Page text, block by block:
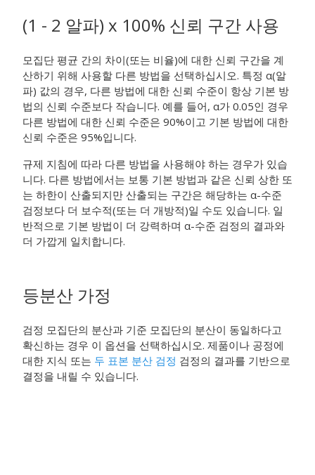
(1 - 2 알파) x 100% 신뢰 구간 사용
모집단 평균 간의 차이(또는 비율)에 대한 신뢰 구간을 계
산하기 위해 사용할 다른 방법을 선택하십시오. 특정 α(알
파) 값의 경우, 다른 방법에 대한 신뢰 수준이 항상 기본 방
법의 신뢰 수준보다 작습니다. 예를 들어, α가 0.05인 경우
다른 방법에 대한 신뢰 수준은 90%이고 기본 방법에 대한
신뢰 수준은 95%입니다.
규제 지침에 따라 다른 방법을 사용해야 하는 경우가 있습
니다. 다른 방법에서는 보통 기본 방법과 같은 신뢰 상한 또
는 하한이 산출되지만 산출되는 구간은 해당하는 α-수준
검정보다 더 보수적(또는 더 개방적)일 수도 있습니다. 일
반적으로 기본 방법이 더 강력하며 α-수준 검정의 결과와
더 가깝게 일치합니다.
등분산 가정
검정 모집단의 분산과 기준 모집단의 분산이 동일하다고
확신하는 경우 이 옵션을 선택하십시오. 제품이나 공정에
대한 지식 또는 두 표본 분산 검정 검정의 결과를 기반으로
결정을 내릴 수 있습니다.